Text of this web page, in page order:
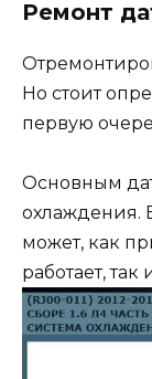
Ремонт
Но стоит
первую
Основным
охлаждения.
может, как
работает, так